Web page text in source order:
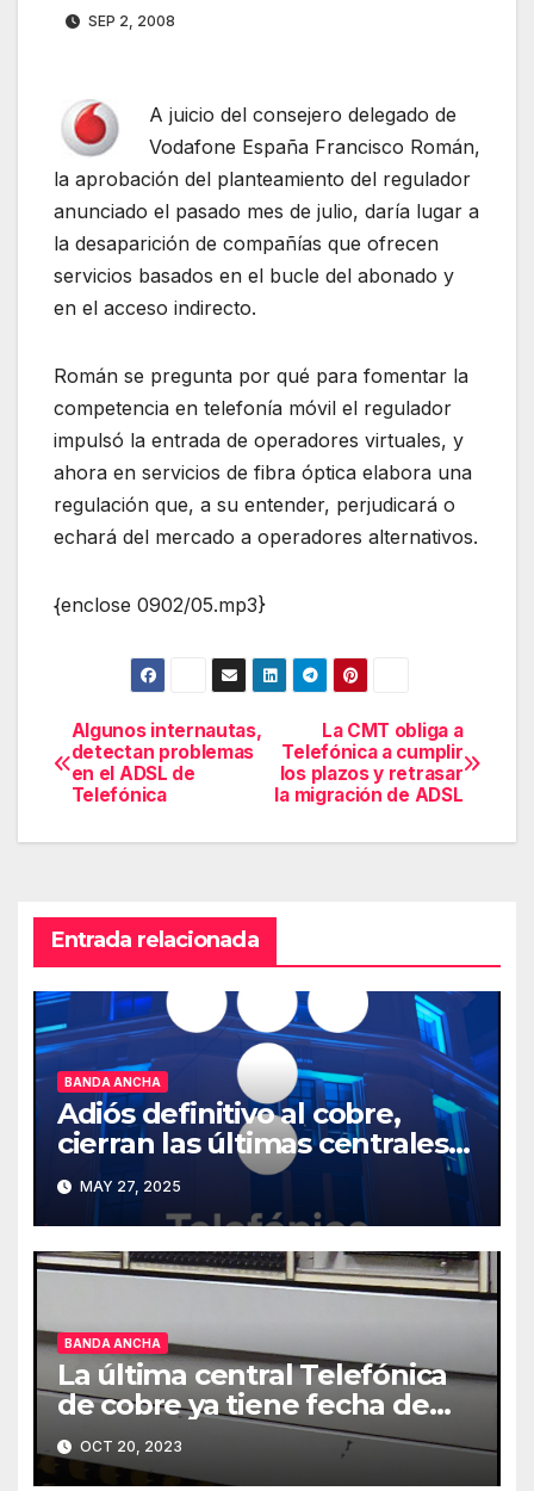
SEP 2, 2008
A juicio del consejero delegado de
Vodafone España Francisco Román,
la aprobación del planteamiento del regulador
anunciado el pasado mes de julio, daría lugar a
la desaparición de compañías que ofrecen
servicios basados en el bucle del abonado y
en el acceso indirecto.
Román se pregunta por qué para fomentar la
competencia en telefonía móvil el regulador
impulsó la entrada de operadores virtuales, y
ahora en servicios de fibra óptica elabora una
regulación que, a su entender, perjudicará o
echará del mercado a operadores alternativos.
{enclose 0902/05.mp3}
Navegación
de
entradas
La CMT obliga a
Telefónica a cumplir
los plazos y retrasar
la migración de ADSL
Algunos internautas,
detectan problemas
en el ADSL de
Telefónica
Entrada relacionada
BANDA ANCHA
Adiós definitivo al cobre,
cierran las últimas centrales
en España
MAY 27, 2025
BANDA ANCHA
La última central Telefónica
de cobre ya tiene fecha de
cierre
OCT 20, 2023